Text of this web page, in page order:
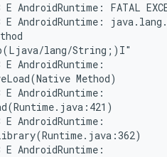
AndroidRuntime: FATAL
AndroidRuntime:
lang/String;)I"
E AndroidRuntime:
Method)
E AndroidRuntime:
E AndroidRuntime:
E AndroidRuntime: